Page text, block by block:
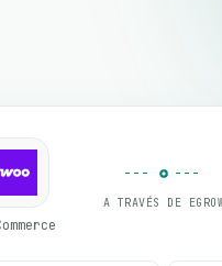
A TRAVÉS DE